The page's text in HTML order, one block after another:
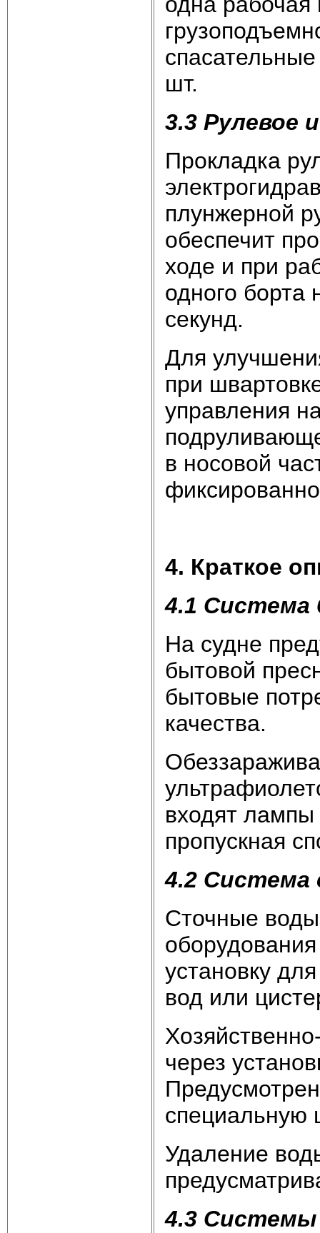
шт.
3.3 Рулевое
Прокладка
плунжерной
обеспечит
ходе и при
одного борта
секунд.
Для
при
управления
в носовой
4. Краткое
4.1 Система
На судне
бытовой
бытовые
качества.
входят
пропускная
4.2 Система
Сточные воды
установку
вод или
через
специальную
Удаление
4.3 Системы